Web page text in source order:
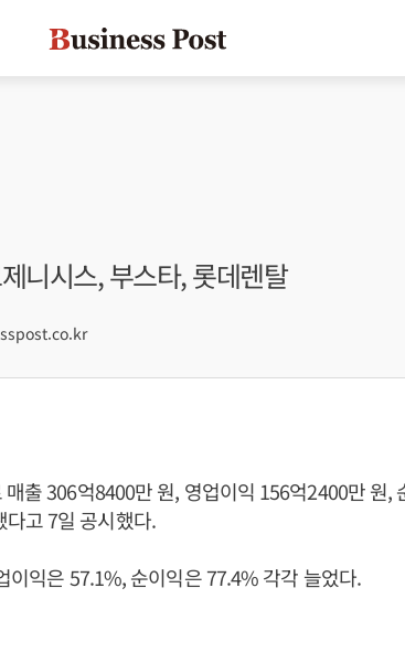
니시스, 부스타, 롯데렌탈
출 306억8400만 원, 영업이익 156억2400만 원,
고 7일 공시했다.
이익은 57.1%, 순이익은 77.4% 각각 늘었다.